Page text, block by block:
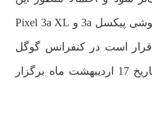
شرکت از این تیزر، معرفی دو گوشی پیکسل 3a و Pixel 3a XL
است در کنفرانس گوگل
I/O 2019 معرفی شوند که در تاریخ 17 اردیبهشت ماه برگزار